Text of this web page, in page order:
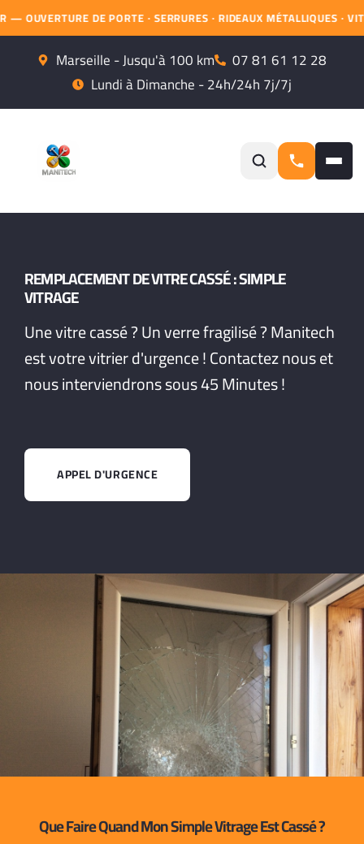
DE PORTE · SERRURES · RIDEAUX MÉTALLIQUES · VITRERIE
Marseille - Jusqu'à 100 km
07 81 61 12 28
Lundi à Dimanche - 24h/24h 7j/7j
REMPLACEMENT DE VITRE CASSÉ : SIMPLE
VITRAGE
Une vitre cassé ? Un verre fragilisé ? Manitech
est votre vitrier d'urgence ! Contactez nous et
nous interviendrons sous 45 Minutes !
APPEL D'URGENCE
Que Faire Quand Mon Simple Vitrage Est Cassé ?